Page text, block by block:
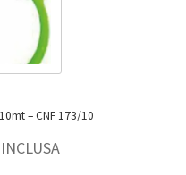
Sonda in poliestere d.3 10mt – CNF 173/10